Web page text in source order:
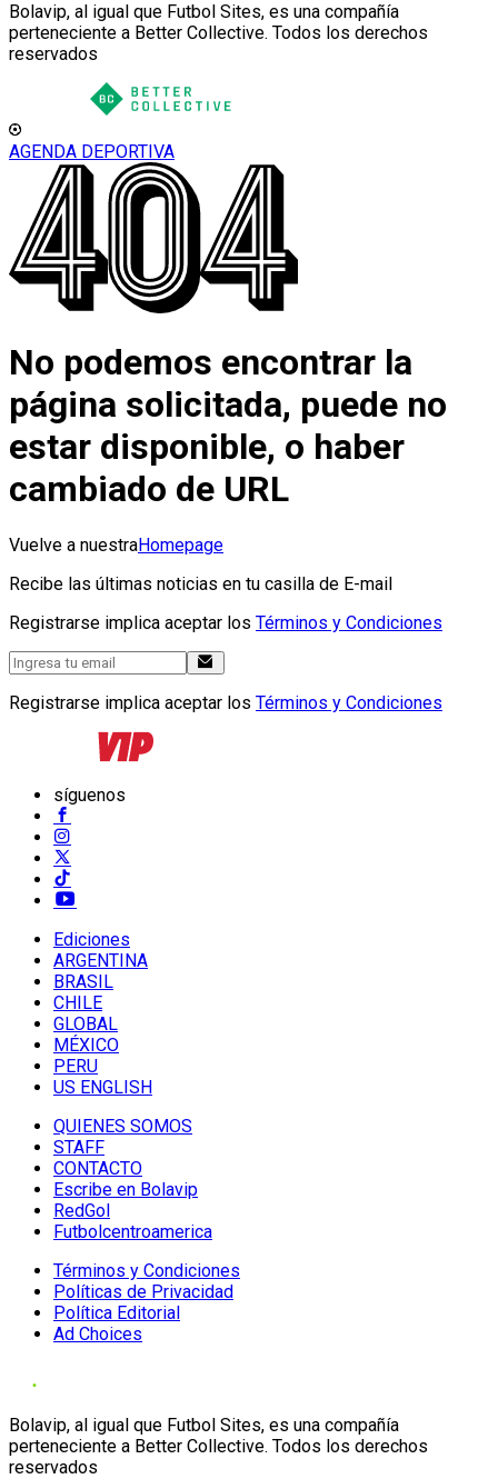
Bolavip, al igual que Futbol Sites, es una compañía
perteneciente a Better Collective. Todos los derechos
reservados
AGENDA DEPORTIVA
No podemos encontrar la
página solicitada, puede no
estar disponible, o haber
cambiado de URL
Vuelve a nuestraHomepage
Recibe las últimas noticias en tu casilla de E-mail
Registrarse implica aceptar los Términos y Condiciones
Registrarse implica aceptar los Términos y Condiciones
síguenos
Ediciones
ARGENTINA
BRASIL
CHILE
GLOBAL
MÉXICO
PERU
US ENGLISH
QUIENES SOMOS
STAFF
CONTACTO
Escribe en Bolavip
RedGol
Futbolcentroamerica
Términos y Condiciones
Políticas de Privacidad
Política Editorial
Ad Choices
Bolavip, al igual que Futbol Sites, es una compañía
perteneciente a Better Collective. Todos los derechos
reservados